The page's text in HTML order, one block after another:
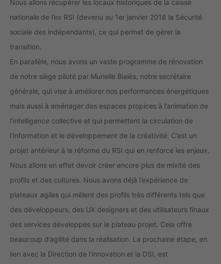
Nous allons récupérer les locaux historiques de la caisse
nationale de l’ex RSI (devenu au 1er janvier 2018 la Sécurité
sociale des indépendants), ce qui permet de gérer la
transition.
En parallèle, nous avons un vaste programme de rénovation
de notre siège piloté par Murielle Bialès, notre secrétaire
générale, qui vise à améliorer nos performances énergétiques
mais aussi à aménager des espaces propices à l’animation de
l’intelligence collective et qui permettent la circulation de
l’information et le développement de la créativité. C’est un
projet antérieur à la réforme du RSI qui en renforce les enjeux.
Nous allons en effet devoir créer encore plus de mixité des
profils et des cultures. Nous avons déjà l’expérience de
plateaux agiles qui mêlent des profils très différents tels que
des développeurs, des UX designers et des utilisateurs finaux
des services développés sur le plateau projet. Cela offre
beaucoup d’agilité dans la réalisation. La prochaine étape, en
lien avec la Direction de l’innovation et la DSI, est